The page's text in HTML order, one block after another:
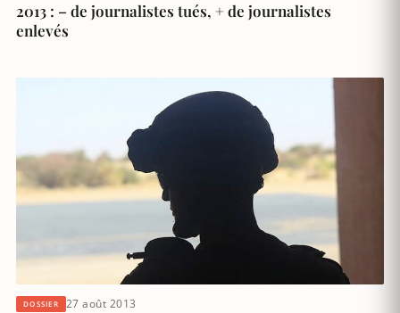
2013 : – de journalistes tués, + de journalistes
enlevés
DOSSIER 27 août 2013